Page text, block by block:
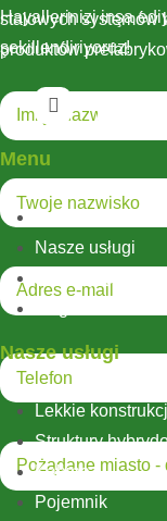
stalowych systemów
produktów
Menu
Jaki on jest?
Nasze usługi
Nasze usługi
Lekkie
Struktury
Kabina
Pojemnik
Hayallerinizi inşa
şekillendiriyoruz!